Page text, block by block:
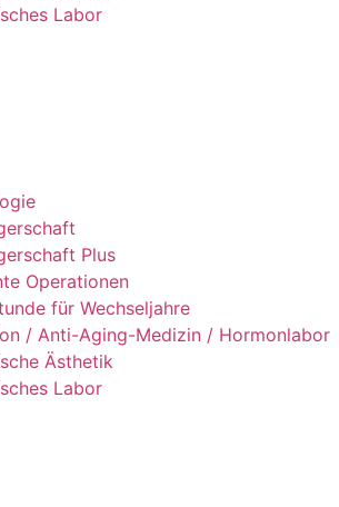
Labor
Plus
Operationen
für Wechseljahre
/ Anti-Aging-Medizin / Hormonlabor
Ästhetik
Labor